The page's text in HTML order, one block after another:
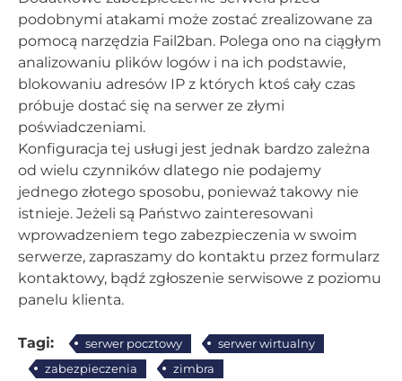
podobnymi atakami może zostać zrealizowane za
pomocą narzędzia Fail2ban. Polega ono na ciągłym
analizowaniu plików logów i na ich podstawie,
blokowaniu adresów IP z których ktoś cały czas
próbuje dostać się na serwer ze złymi
poświadczeniami.
Konfiguracja tej usługi jest jednak bardzo zależna
od wielu czynników dlatego nie podajemy
jednego złotego sposobu, ponieważ takowy nie
istnieje. Jeżeli są Państwo zainteresowani
wprowadzeniem tego zabezpieczenia w swoim
serwerze, zapraszamy do kontaktu przez formularz
kontaktowy, bądź zgłoszenie serwisowe z poziomu
panelu klienta.
Tagi: serwer pocztowy
serwer wirtualny
zabezpieczenia
zimbra